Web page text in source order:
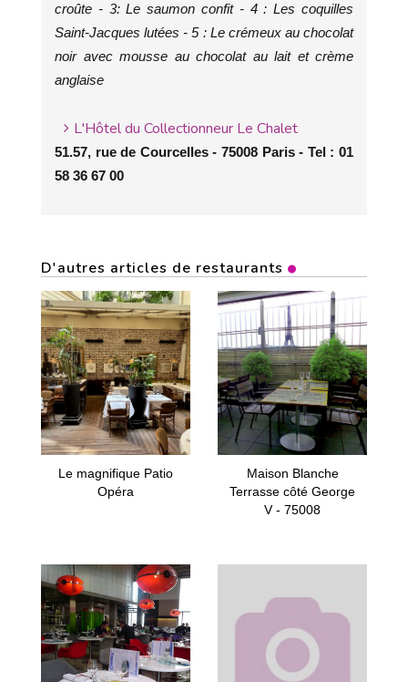
croûte - 3: Le saumon confit - 4 : Les coquilles
Saint-Jacques lutées - 5 : Le crémeux au chocolat
noir avec mousse au chocolat au lait et crème
anglaise
L'Hôtel du Collectionneur Le Chalet
51.57, rue de Courcelles - 75008 Paris - Tel : 01
58 36 67 00
D'autres articles de restaurants
Le magnifique Patio
Opéra
Maison Blanche
Terrasse côté George
V - 75008